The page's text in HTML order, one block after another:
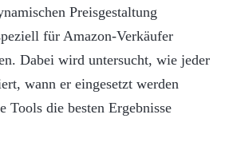
Preisgestaltung
für Amazon-Verkäufer
Dabei wird untersucht, wie jeder
wann er eingesetzt werden
Tools die besten Ergebnisse